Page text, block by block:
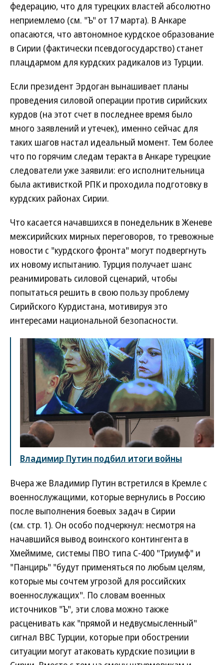
федерацию, что для турецких властей абсолютно
неприемлемо (см. "Ъ" от 17 марта). В Анкаре
опасаются, что автономное курдское образование
в Сирии (фактически псевдогосударство) станет
плацдармом для курдских радикалов из Турции.
Если президент Эрдоган вынашивает планы
проведения силовой операции против сирийских
курдов (на этот счет в последнее время было
много заявлений и утечек), именно сейчас для
таких шагов настал идеальный момент. Тем более
что по горячим следам теракта в Анкаре турецкие
следователи уже заявили: его исполнительница
была активисткой РПК и проходила подготовку в
курдских районах Сирии.
Что касается начавшихся в понедельник в Женеве
межсирийских мирных переговоров, то тревожные
новости с "курдского фронта" могут подвергнуть
их новому испытанию. Турция получает шанс
реанимировать силовой сценарий, чтобы
попытаться решить в свою пользу проблему
Сирийского Курдистана, мотивируя это
интересами национальной безопасности.
Владимир Путин подбил итоги войны
Вчера же Владимир Путин встретился в Кремле с
военнослужащими, которые вернулись в Россию
после выполнения боевых задач в Сирии
(см. стр. 1). Он особо подчеркнул: несмотря на
начавшийся вывод воинского контингента в
Хмеймиме, системы ПВО типа С-400 "Триумф" и
"Панцирь" "будут применяться по любым целям,
которые мы сочтем угрозой для российских
военнослужащих". По словам военных
источников "Ъ", эти слова можно также
расценивать как "прямой и недвусмысленный"
сигнал ВВС Турции, которые при обострении
ситуации могут атаковать курдские позиции в